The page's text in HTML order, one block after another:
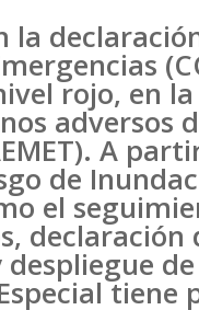
la
rojo, en
adversos
A
de
el
declaración
tiene